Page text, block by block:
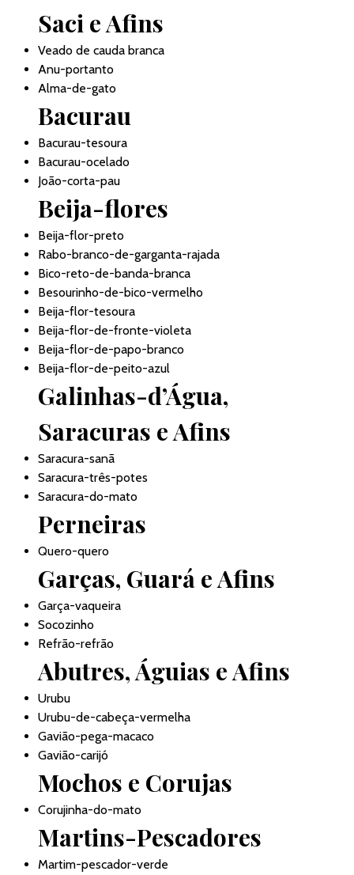
Saci e Afins
Veado de cauda branca
Anu-portanto
Alma-de-gato
Bacurau
Bacurau-tesoura
Bacurau-ocelado
João-corta-pau
Beija-flores
Beija-flor-preto
Rabo-branco-de-garganta-rajada
Bico-reto-de-banda-branca
Besourinho-de-bico-vermelho
Beija-flor-tesoura
Beija-flor-de-fronte-violeta
Beija-flor-de-papo-branco
Beija-flor-de-peito-azul
Galinhas-d’Água,
Saracuras e Afins
Saracura-sanã
Saracura-três-potes
Saracura-do-mato
Perneiras
Quero-quero
Garças, Guará e Afins
Garça-vaqueira
Socozinho
Refrão-refrão
Abutres, Águias e Afins
Urubu
Urubu-de-cabeça-vermelha
Gavião-pega-macaco
Gavião-carijó
Mochos e Corujas
Corujinha-do-mato
Martins-Pescadores
Martim-pescador-verde